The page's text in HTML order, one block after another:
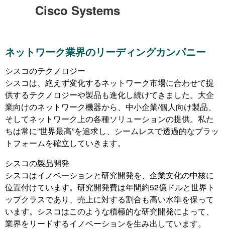
Cisco Systems
ネットワーク業界のリーディングカンパニー
シスコのテクノロジー
シスコは、絶えず変化するネットワーク市場に合わせて提
供するテクノロジーや製品も進化し続けてきました。大企
業向けのネットワーク機器から、中小企業/個人向け製品、
そしてネットワーク上の各種ソリューションの提供。私た
ちは常に”世界最高”を追求し、シームレスで透過的なプラッ
トフォームを確立していきます。
シスコの製品開発
シスコはイノベーションと研究開発を、企業文化の中核に
位置付けています。研究開発費は年間約52億ドルと世界ト
ップクラスであり、売上に対する割合も高い水準を保って
います。シスコはこのような積極的な研究開発によって、
業界をリードするイノベーションを生み出しています。